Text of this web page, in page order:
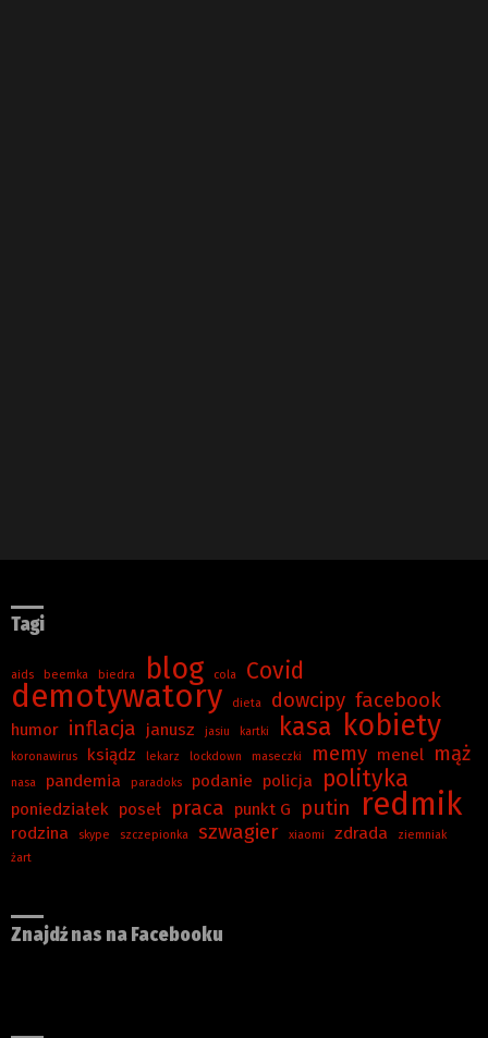
Tagi
aids beemka biedra blog cola Covid
demotywatory dieta dowcipy facebook
humor inflacja janusz jasiu kartki kasa kobiety
koronawirus ksiądz lekarz lockdown maseczki memy menel mąż
nasa pandemia paradoks podanie policja polityka
poniedziałek poseł praca punkt G putin redmik
rodzina skype szczepionka szwagier xiaomi zdrada
ziemniak
żart
Znajdź nas na Facebooku